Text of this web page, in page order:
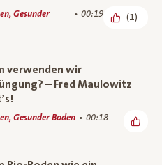
Gesunder
00:19 (1)
verwenden wir
– Fred Maulowitz
Gesunder Boden 00:18